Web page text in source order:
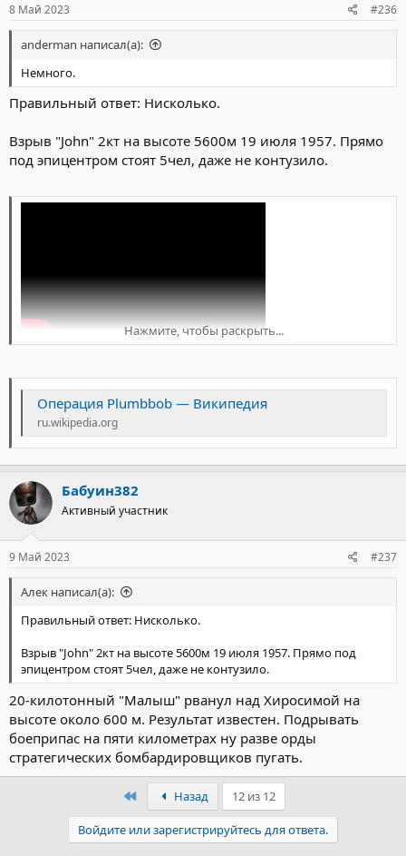
8 Май 2023 #236
anderman написал(а):
Немного.
Правильный ответ: Нисколько.
Взрыв "John" 2кт на высоте 5600м 19 июля 1957. Прямо
под эпицентром стоят 5чел, даже не контузило.
Нажмите, чтобы раскрыть...
Операция Plumbbob — Википедия
ru.wikipedia.org
Бабуин382
Активный участник
9 Май 2023 #237
Алек написал(а):
Правильный ответ: Нисколько.
Взрыв "John" 2кт на высоте 5600м 19 июля 1957. Прямо под
эпицентром стоят 5чел, даже не контузило.
20-килотонный "Малыш" рванул над Хиросимой на
высоте около 600 м. Результат известен. Подрывать
боеприпас на пяти километрах ну разве орды
стратегических бомбардировщиков пугать.
ПервыйНазад 12 из 12
Войдите или зарегистрируйтесь для ответа.